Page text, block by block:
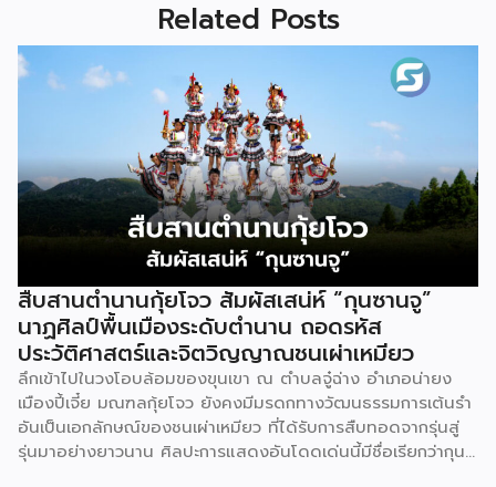
Related Posts
สืบสานตำนานกุ้ยโจว สัมผัสเสน่ห์ “กุนซานจู”
นาฏศิลป์พื้นเมืองระดับตำนาน ถอดรหัส
ประวัติศาสตร์และจิตวิญญาณชนเผ่าเหมียว
ลึกเข้าไปในวงโอบล้อมของขุนเขา ณ ตำบลจู๋ฉ่าง อำเภอน่ายง
เมืองปี้เจี๋ย มณฑลกุ้ยโจว ยังคงมีมรดกทางวัฒนธรรมการเต้นรำ
อันเป็นเอกลักษณ์ของชนเผ่าเหมียว ที่ได้รับการสืบทอดจากรุ่นสู่
รุ่นมาอย่างยาวนาน ศิลปะการแสดงอันโดดเด่นนี้มีชื่อเรียกว่ากุน